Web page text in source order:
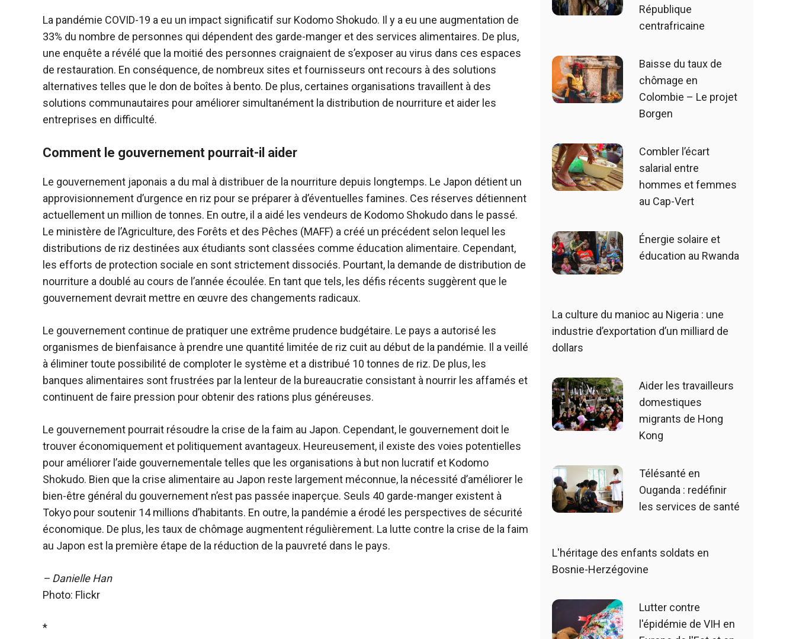
La pandémie COVID-19 a eu un impact significatif sur Kodomo Shokudo. Il y a eu une augmentation de
33% du nombre de personnes qui dépendent des garde-manger et des services alimentaires. De plus,
une enquête a révélé que la moitié des personnes craignaient de s’exposer au virus dans ces espaces
de restauration. En conséquence, de nombreux sites et fournisseurs ont recours à des solutions
alternatives telles que le don de boîtes à bento. De plus, certaines organisations travaillent à des
solutions communautaires pour améliorer simultanément la distribution de nourriture et aider les
entreprises en difficulté.
Comment le gouvernement pourrait-il aider
Le gouvernement japonais a du mal à distribuer de la nourriture depuis longtemps. Le Japon détient un
approvisionnement d’urgence en riz pour se préparer à d’éventuelles famines. Ces réserves détiennent
actuellement un million de tonnes. En outre, il a aidé les vendeurs de Kodomo Shokudo dans le passé.
Le ministère de l’Agriculture, des Forêts et des Pêches (MAFF) a créé un précédent selon lequel les
distributions de riz destinées aux étudiants sont classées comme éducation alimentaire. Cependant,
les efforts de protection sociale en sont strictement dissociés. Pourtant, la demande de distribution de
nourriture a doublé au cours de l’année écoulée. En tant que tels, les défis récents suggèrent que le
gouvernement devrait mettre en œuvre des changements radicaux.
Le gouvernement continue de pratiquer une extrême prudence budgétaire. Le pays a autorisé les
organismes de bienfaisance à prendre une quantité limitée de riz cuit au début de la pandémie. Il a veillé
à éliminer toute possibilité de comploter le système et a distribué 10 tonnes de riz. De plus, les
banques alimentaires sont frustrées par la lenteur de la bureaucratie consistant à nourrir les affamés et
continuent de faire pression pour obtenir des rations plus généreuses.
Le gouvernement pourrait résoudre la crise de la faim au Japon. Cependant, le gouvernement doit le
trouver économiquement et politiquement avantageux. Heureusement, il existe des voies potentielles
pour améliorer l’aide gouvernementale telles que les organisations à but non lucratif et Kodomo
Shokudo. Bien que la crise alimentaire au Japon reste largement méconnue, la nécessité d’améliorer le
bien-être général du gouvernement n’est pas passée inaperçue. Seuls 40 garde-manger existent à
Tokyo pour soutenir 14 millions d’habitants. En outre, la pandémie a érodé les perspectives de sécurité
économique. De plus, les taux de chômage augmentent régulièrement. La lutte contre la crise de la faim
au Japon est la première étape de la réduction de la pauvreté dans le pays.
– Danielle Han
Photo: Flickr
*
République
centrafricaine
Baisse du taux de
chômage en
Colombie – Le projet
Borgen
Combler l’écart
salarial entre
hommes et femmes
au Cap-Vert
Énergie solaire et
éducation au Rwanda
La culture du manioc au Nigeria : une
industrie d’exportation d’un milliard de
dollars
Aider les travailleurs
domestiques
migrants de Hong
Kong
Télésanté en
Ouganda : redéfinir
les services de santé
L'héritage des enfants soldats en
Bosnie-Herzégovine
Lutter contre
l'épidémie de VIH en